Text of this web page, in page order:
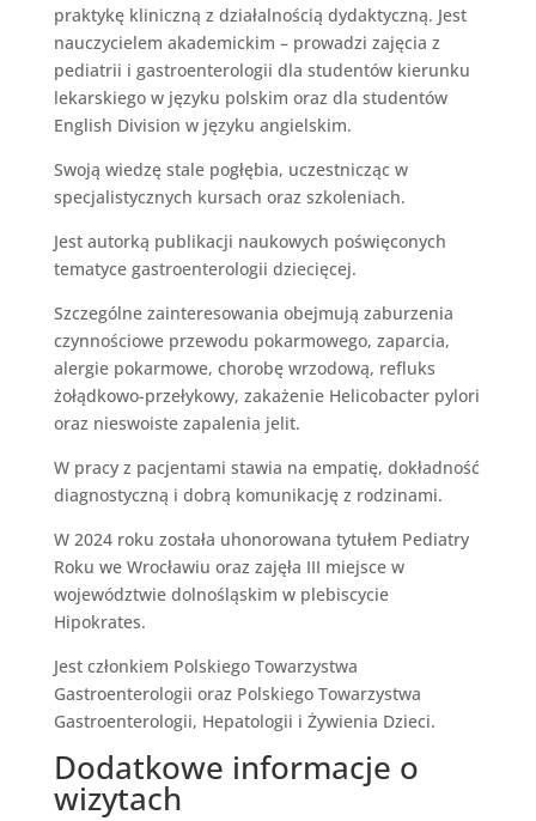
praktykę kliniczną z działalnością dydaktyczną. Jest
nauczycielem akademickim – prowadzi zajęcia z
pediatrii i gastroenterologii dla studentów kierunku
lekarskiego w języku polskim oraz dla studentów
English Division w języku angielskim.
Swoją wiedzę stale pogłębia, uczestnicząc w
specjalistycznych kursach oraz szkoleniach.
Jest autorką publikacji naukowych poświęconych
tematyce gastroenterologii dziecięcej.
Szczególne zainteresowania obejmują zaburzenia
czynnościowe przewodu pokarmowego, zaparcia,
alergie pokarmowe, chorobę wrzodową, refluks
żołądkowo-przełykowy, zakażenie Helicobacter pylori
oraz nieswoiste zapalenia jelit.
W pracy z pacjentami stawia na empatię, dokładność
diagnostyczną i dobrą komunikację z rodzinami.
W 2024 roku została uhonorowana tytułem Pediatry
Roku we Wrocławiu oraz zajęła III miejsce w
województwie dolnośląskim w plebiscycie
Hipokrates.
Jest członkiem Polskiego Towarzystwa
Gastroenterologii oraz Polskiego Towarzystwa
Gastroenterologii, Hepatologii i Żywienia Dzieci.
Dodatkowe informacje o
wizytach